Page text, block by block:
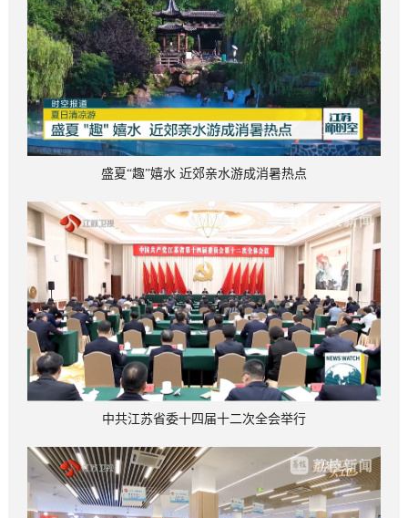
盛夏“趣”嬉水 近郊亲水游成消暑热点
中共江苏省委十四届十二次全会举行